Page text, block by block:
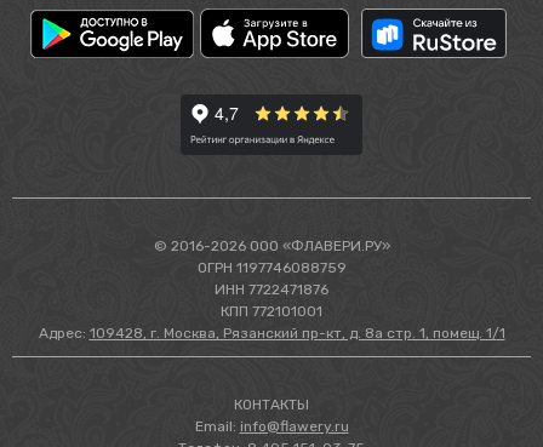
© 2016-2026 ООО «ФЛАВЕРИ.РУ»
ОГРН 1197746088759
ИНН 7722471876
КПП 772101001
Адрес: 109428, г. Москва, Рязанский пр-кт, д. 8а стр. 1, помещ. 1/1
КОНТАКТЫ
Email: info@flawery.ru